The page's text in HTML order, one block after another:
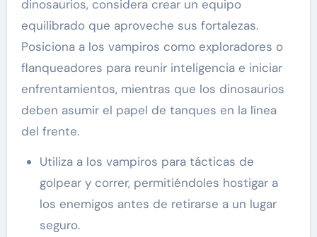
dinosaurios, considera crear un equipo
equilibrado que aproveche sus fortalezas.
Posiciona a los vampiros como exploradores o
flanqueadores para reunir inteligencia e iniciar
enfrentamientos, mientras que los dinosaurios
deben asumir el papel de tanques en la línea
del frente.
Utiliza a los vampiros para tácticas de
golpear y correr, permitiéndoles hostigar a
los enemigos antes de retirarse a un lugar
seguro.